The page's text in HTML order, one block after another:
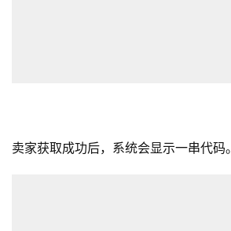
卖家获取成功后，系统会显示一串代码。